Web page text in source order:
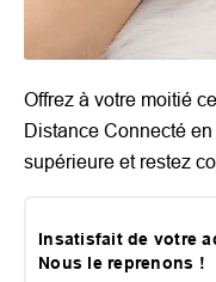
Offrez à votre moitié
Distance Connecté
supérieure et restez
Insatisfait de votre
Nous le reprenons !